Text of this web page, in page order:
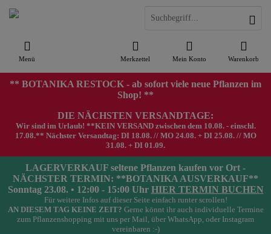
Menü Warenkorb
Merkzettel Mein Konto
** BOTANIKA RESTOCK - ab sofort viele neue Pflanzen im
Shop! **
DIE NÄCHSTEN VERSANDTAGE:
Wir sind im Urlaub! **KEIN VERSAND zwischen dem 10.08. - einschl.
17.08.** Nächster Versandtag: DI 18.08. // MO 24.08. + DI 25.08. // MO
31.08. + DI 01.09.
LAGERVERKAUF seltene Pflanzen kaufen vor Ort -
NÄCHSTER TERMIN: **BOTANIKA AUSVERKAUF**
Sonntag 23.08. • 12:00 - 15:00 Uhr HIER TERMIN BUCHEN
Für weitere Infos auf dieser Seite einfach runter scrollen!
AN DIESEM TAG KEINE ZEIT? Gerne könnt ihr auch individuelle Termine
zum Pflanzenshopping mit uns per Mail, über WhatsApp, oder Instagram
vereinbaren :-)